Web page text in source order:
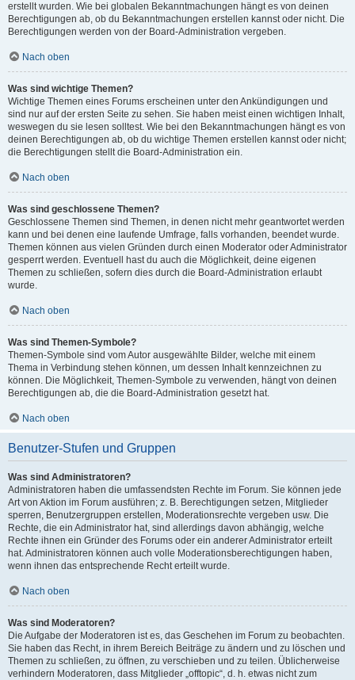
erstellt wurden. Wie bei globalen Bekanntmachungen hängt es von deinen
Berechtigungen ab, ob du Bekanntmachungen erstellen kannst oder nicht. Die
Berechtigungen werden von der Board-Administration vergeben.
Nach oben
Was sind wichtige Themen?
Wichtige Themen eines Forums erscheinen unter den Ankündigungen und
sind nur auf der ersten Seite zu sehen. Sie haben meist einen wichtigen Inhalt,
weswegen du sie lesen solltest. Wie bei den Bekanntmachungen hängt es von
deinen Berechtigungen ab, ob du wichtige Themen erstellen kannst oder nicht;
die Berechtigungen stellt die Board-Administration ein.
Nach oben
Was sind geschlossene Themen?
Geschlossene Themen sind Themen, in denen nicht mehr geantwortet werden
kann und bei denen eine laufende Umfrage, falls vorhanden, beendet wurde.
Themen können aus vielen Gründen durch einen Moderator oder Administrator
gesperrt werden. Eventuell hast du auch die Möglichkeit, deine eigenen
Themen zu schließen, sofern dies durch die Board-Administration erlaubt
wurde.
Nach oben
Was sind Themen-Symbole?
Themen-Symbole sind vom Autor ausgewählte Bilder, welche mit einem
Thema in Verbindung stehen können, um dessen Inhalt kennzeichnen zu
können. Die Möglichkeit, Themen-Symbole zu verwenden, hängt von deinen
Berechtigungen ab, die die Board-Administration gesetzt hat.
Nach oben
Benutzer-Stufen und Gruppen
Was sind Administratoren?
Administratoren haben die umfassendsten Rechte im Forum. Sie können jede
Art von Aktion im Forum ausführen; z. B. Berechtigungen setzen, Mitglieder
sperren, Benutzergruppen erstellen, Moderationsrechte vergeben usw. Die
Rechte, die ein Administrator hat, sind allerdings davon abhängig, welche
Rechte ihnen ein Gründer des Forums oder ein anderer Administrator erteilt
hat. Administratoren können auch volle Moderationsberechtigungen haben,
wenn ihnen das entsprechende Recht erteilt wurde.
Nach oben
Was sind Moderatoren?
Die Aufgabe der Moderatoren ist es, das Geschehen im Forum zu beobachten.
Sie haben das Recht, in ihrem Bereich Beiträge zu ändern und zu löschen und
Themen zu schließen, zu öffnen, zu verschieben und zu teilen. Üblicherweise
verhindern Moderatoren, dass Mitglieder „offtopic“, d. h. etwas nicht zum